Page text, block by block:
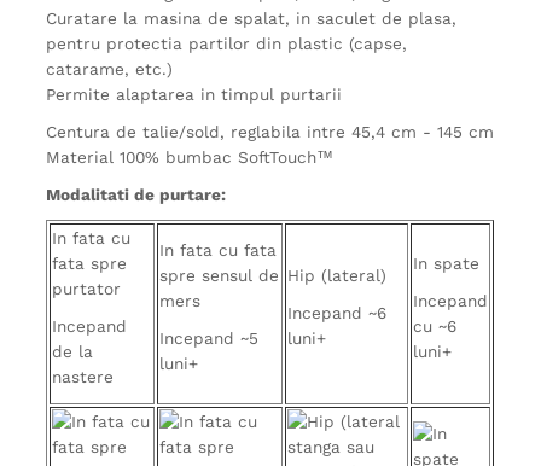
Curatare la masina de spalat, in saculet de plasa,
pentru protectia partilor din plastic (capse,
catarame, etc.)
Permite alaptarea in timpul purtarii
Centura de talie/sold, reglabila intre 45,4 cm - 145 cm
Material 100% bumbac SoftTouch™
Modalitati de purtare:
In fata cu
fata spre
purtator
Incepand
de la
nastere
In fata cu fata
spre sensul de
mers
Incepand ~5
luni+
Hip (lateral)
Incepand ~6
luni+
In spate
Incepand
cu ~6
luni+